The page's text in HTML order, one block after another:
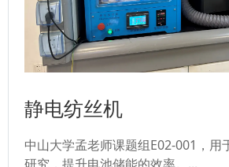
静电纺丝机
中山大学孟老师课题组E02-001，用